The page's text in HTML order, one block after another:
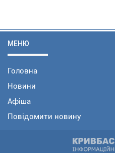
МЕНЮ
Головна
Новини
Афіша
Повідомити новину